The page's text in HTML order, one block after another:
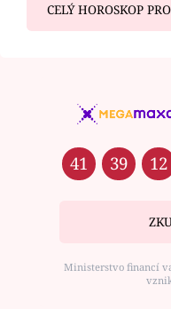
CELÝ HOROSKOP
41 39 12
Ministerstvo financí